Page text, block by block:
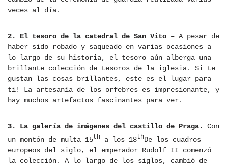
veces al día.
2. El tesoro de la catedral de San Vito – A pesar de
haber sido robado y saqueado en varias ocasiones a
lo largo de su historia, el tesoro aún alberga una
brillante colección de tesoros de la iglesia. Si te
gustan las cosas brillantes, este es el lugar para
ti! La artesanía de los orfebres es impresionante, y
hay muchos artefactos fascinantes para ver.
3. La galería de imágenes del castillo de Praga. Con
un montón de multa 15th a los 18thDe los cuadros
europeos del siglo, el emperador Rudolf II comenzó
la colección. A lo largo de los siglos, cambió de